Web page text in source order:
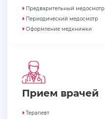
Предварительный медосмотр
Периодический медосмотр
Оформление медкнижки
Прием врачей
Терапевт